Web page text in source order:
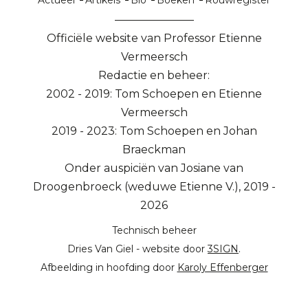
Officiële website van Professor Etienne
Vermeersch
Redactie en beheer:
2002 - 2019: Tom Schoepen en Etienne
Vermeersch
2019 - 2023: Tom Schoepen en Johan
Braeckman
Onder auspiciën van Josiane van
Droogenbroeck (weduwe Etienne V.), 2019 -
2026
Technisch beheer
Dries Van Giel - website door3SIGN.
Afbeelding in hoofding door Karoly Effenberger